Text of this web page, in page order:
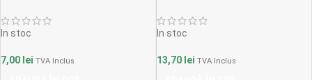
In stoc
7,00 lei TVA Inclus
In stoc
13,70 lei TVA Inclus